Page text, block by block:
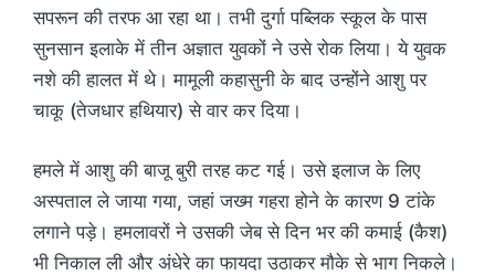
सपरून की तरफ आ रहा था। तभी दुर्गा पब्लिक स्कूल के पास
सुनसान इलाके में तीन अज्ञात युवकों ने उसे रोक लिया। ये युवक
नशे की हालत में थे। मामूली कहासुनी के बाद उन्होंने आशु पर
चाकू (तेजधार हथियार) से वार कर दिया।
हमले में आशु की बाजू बुरी तरह कट गई। उसे इलाज के लिए
अस्पताल ले जाया गया, जहां जख्म गहरा होने के कारण 9 टांके
लगाने पड़े। हमलावरों ने उसकी जेब से दिन भर की कमाई (कैश)
भी निकाल ली और अंधेरे का फायदा उठाकर मौके से भाग निकले।